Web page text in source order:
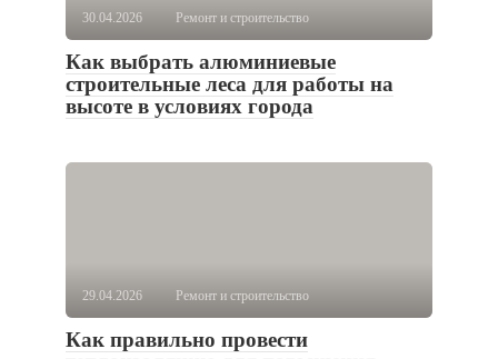
30.04.2026 Ремонт и строительство
Как выбрать алюминиевые
строительные леса для работы на
высоте в условиях города
29.04.2026 Ремонт и строительство
Как правильно провести